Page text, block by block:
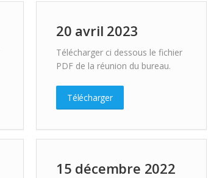
20 avril 2023
Télécharger ci dessous le fichier
PDF de la réunion du bureau.
Télécharger
15 décembre 2022